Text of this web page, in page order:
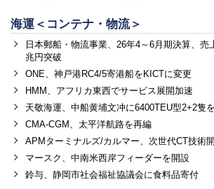
海運＜コンテナ・物流＞
日本郵船・物流事業、26年4～6月期決算、売
兆円突破
ONE、神戸港RC4/5寄港船をKICTに変更
HMM、アフリカ東西でサービス展開加速
天敬海運、中船黄埔文冲に6400TEU型2+2隻
CMA-CGM、太平洋航路を再編
APMターミナルズ/カルマー、次世代CT技術
マースク、中南米西岸フィーダーを開設
鈴与、静岡市社会福祉協議会に食料品寄付